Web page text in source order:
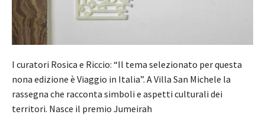
I curatori Rosica e Riccio: “Il tema selezionato per questa
nona edizione è Viaggio in Italia”. A Villa San Michele la
rassegna che racconta simboli e aspetti culturali dei
territori. Nasce il premio Jumeirah